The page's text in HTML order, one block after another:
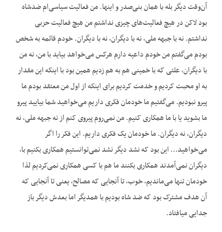
آن‌وقت دیگر بله با همان بنی‌صدر و اینها. من فعالیت سیاسی‌ام ضدشاه
بود لاکن در هیچ فعالیت‌های چیزی نداشتم من هیچ فعالیت حزبی
نداشتم. نه با جبهه ملی، نه با دیگران، نه با دیگران. خودم قائمه به شخص
بودم می‌گفتم من خودم داعیه دارم هرکس می‌خواهد بیاید با من، نه من
با دیگران، علتی که با خمینی هم به هم زدیم همین بود با اینکه این مقدار
به او محبت کردیم و خدمت کردیم برای اینکه از اول من معتقد بودم ما
پیرو نبودیم. می‌گفتیم ما خودمان فکری داریم می‌خواهید شما بیایید پیرو
ما بشوید یا با ما همکاری کنیم. من نمی‌روم پیروی کنم از نه جبهه ملی، نه
دیگران، نه دیگران. ما خودمان یک فکری داریم. این فکر را اگر
می‌خواهید… این بود که نشد دیگر نشد نمی‌توانستیم همکاری بکنیم با،
دیگران نمی‌آمدند همکاری بکنند ما هم با کسی همکاری نمی‌کردیم لذا
خودمان تنها می‌ماندیم، خوب، تا آنجایی که مصالح، یعنی تا آنجایی که
آن هدف مشترک بود که ضد شاه بودیم با همدیگر اما بعدش دیگر باز
جدایی میافتاد.